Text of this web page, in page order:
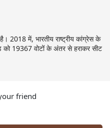
2018 में, भारतीय राष्ट्रीय कांग्रेस के
को 19367 वोटों के अंतर से हराकर सीट
friend